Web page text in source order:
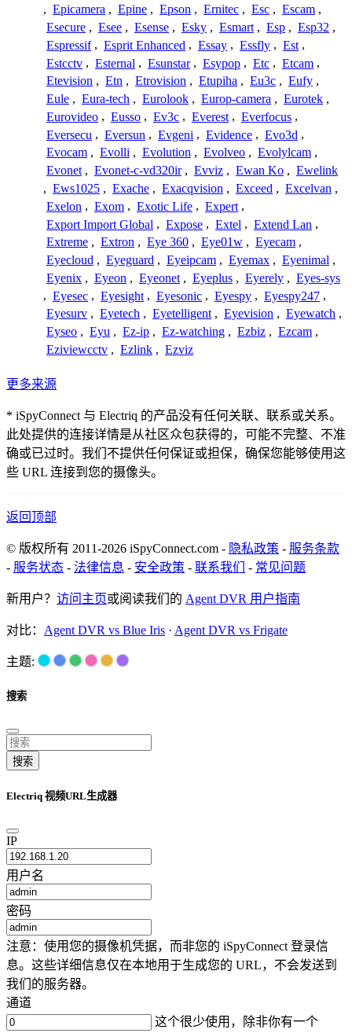
, Epicamera , Epine , Epson , Ernitec , Esc , Escam ,
Esecure , Esee , Esense , Esky , Esmart , Esp , Esp32 ,
Espressif , Esprit Enhanced , Essay , Essfly , Est ,
Estcctv , Esternal , Esunstar , Esypop , Etc , Etcam ,
Etevision , Etn , Etrovision , Etupiha , Eu3c , Eufy ,
Eule , Eura-tech , Eurolook , Europ-camera , Eurotek ,
Eurovideo , Eusso , Ev3c , Everest , Everfocus ,
Eversecu , Eversun , Evgeni , Evidence , Evo3d ,
Evocam , Evolli , Evolution , Evolveo , Evolylcam ,
Evonet , Evonet-c-vd320ir , Evviz , Ewan Ko , Ewelink
, Ews1025 , Exache , Exacqvision , Exceed , Excelvan ,
Exelon , Exom , Exotic Life , Expert ,
Export Import Global , Expose , Extel , Extend Lan ,
Extreme , Extron , Eye 360 , Eye01w , Eyecam ,
Eyecloud , Eyeguard , Eyeipcam , Eyemax , Eyenimal ,
Eyenix , Eyeon , Eyeonet , Eyeplus , Eyerely , Eyes-sys
, Eyesec , Eyesight , Eyesonic , Eyespy , Eyespy247 ,
Eyesurv , Eyetech , Eyetelligent , Eyevision , Eyewatch ,
Eyseo , Eyu , Ez-ip , Ez-watching , Ezbiz , Ezcam ,
Eziviewcctv , Ezlink , Ezviz
更多来源
* iSpyConnect 与 Electriq 的产品没有任何关联、联系或关系。
此处提供的连接详情是从社区众包获得的，可能不完整、不准
确或已过时。我们不提供任何保证或担保，确保您能够使用这
些 URL 连接到您的摄像头。
返回顶部
© 版权所有 2011-2026 iSpyConnect.com - 隐私政策 - 服务条款
- 服务状态 - 法律信息 - 安全政策 - 联系我们 - 常见问题
新用户？ 访问主页或阅读我们的 Agent DVR 用户指南
对比： Agent DVR vs Blue Iris · Agent DVR vs Frigate
主题:
搜索
搜索
Electriq 视频URL生成器
IP
用户名
密码
注意：使用您的摄像机凭据，而非您的 iSpyConnect 登录信
息。这些详细信息仅在本地用于生成您的 URL，不会发送到
我们的服务器。
通道
这个很少使用，除非你有一个